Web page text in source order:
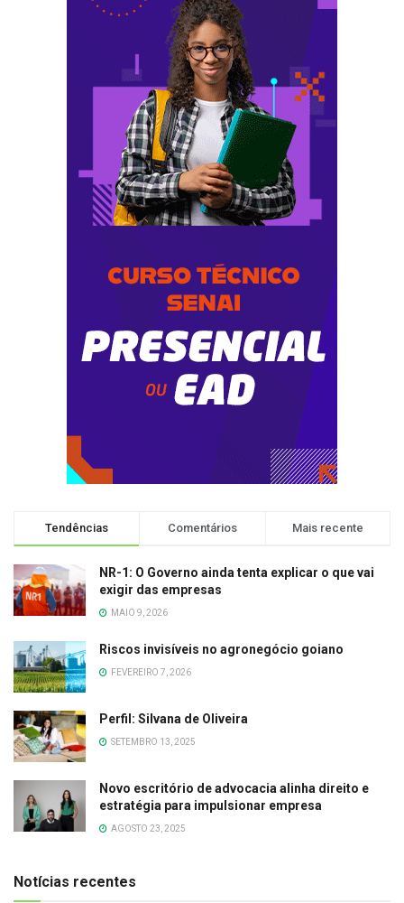
Tendências Comentários Mais recente
NR-1: O Governo ainda tenta explicar o que vai
exigir das empresas
MAIO 9, 2026
Riscos invisíveis no agronegócio goiano
FEVEREIRO 7, 2026
Perfil: Silvana de Oliveira
SETEMBRO 13, 2025
Novo escritório de advocacia alinha direito e
estratégia para impulsionar empresa
AGOSTO 23, 2025
Notícias recentes